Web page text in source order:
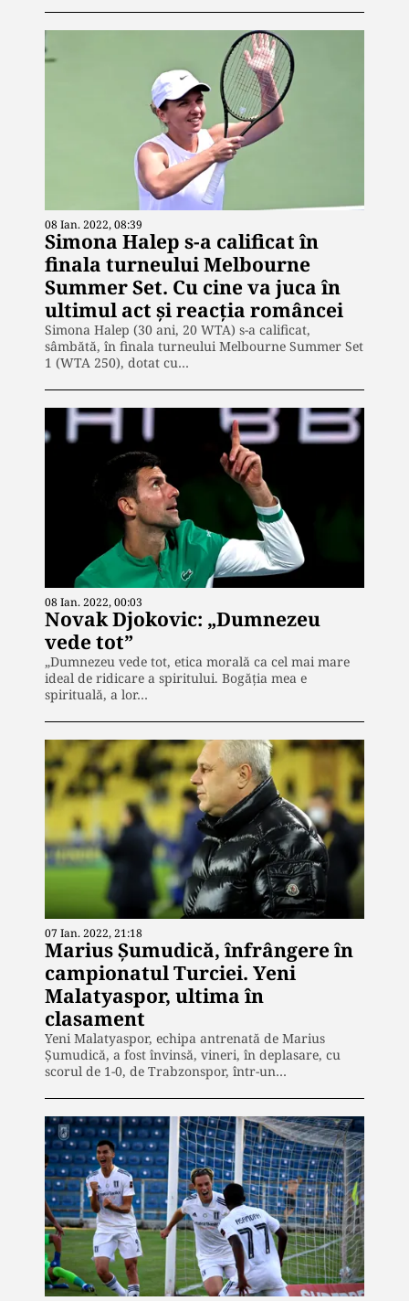
08 Ian. 2022, 08:39
Simona Halep s-a calificat în
finala turneului Melbourne
Summer Set. Cu cine va juca în
ultimul act și reacția româncei
Simona Halep (30 ani, 20 WTA) s-a calificat,
sâmbătă, în finala turneului Melbourne Summer Set
1 (WTA 250), dotat cu…
08 Ian. 2022, 00:03
Novak Djokovic: „Dumnezeu
vede tot”
„Dumnezeu vede tot, etica morală ca cel mai mare
ideal de ridicare a spiritului. Bogăția mea e
spirituală, a lor…
07 Ian. 2022, 21:18
Marius Șumudică, înfrângere în
campionatul Turciei. Yeni
Malatyaspor, ultima în
clasament
Yeni Malatyaspor, echipa antrenată de Marius
Şumudică, a fost învinsă, vineri, în deplasare, cu
scorul de 1-0, de Trabzonspor, într-un…